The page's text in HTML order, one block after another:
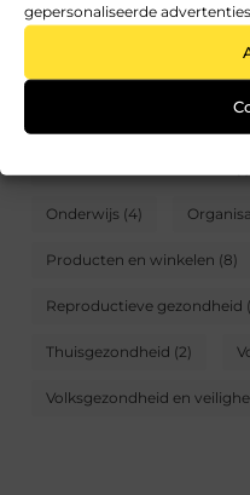
gepersonaliseerde
Apotheek(1)
Geestelijke gezondheid(3)
Onderwijs (4)
Producten en winkelen (8)
Reproductieve gezondheid
Thuisgezondheid (2)
Volksgezondheid en